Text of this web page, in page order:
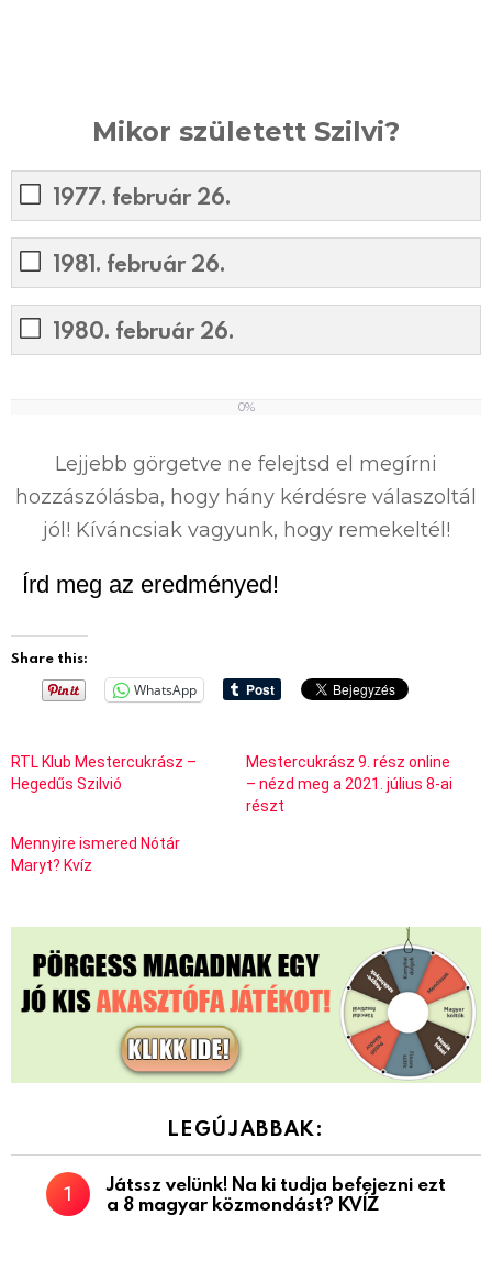
Mikor született Szilvi?
1977. február 26.
1981. február 26.
1980. február 26.
0%
Lejjebb görgetve ne felejtsd el megírni
hozzászólásba, hogy hány kérdésre válaszoltál
jól! Kíváncsiak vagyunk, hogy remekeltél!
Írd meg az eredményed!
Share this:
WhatsApp
RTL Klub Mestercukrász –
Hegedűs Szilvió
Mestercukrász 9. rész online
– nézd meg a 2021. július 8-ai
részt
Mennyire ismered Nótár
Maryt? Kvíz
LEGÚJABBAK:
Játssz velünk! Na ki tudja befejezni ezt
a 8 magyar közmondást? KVÍZ